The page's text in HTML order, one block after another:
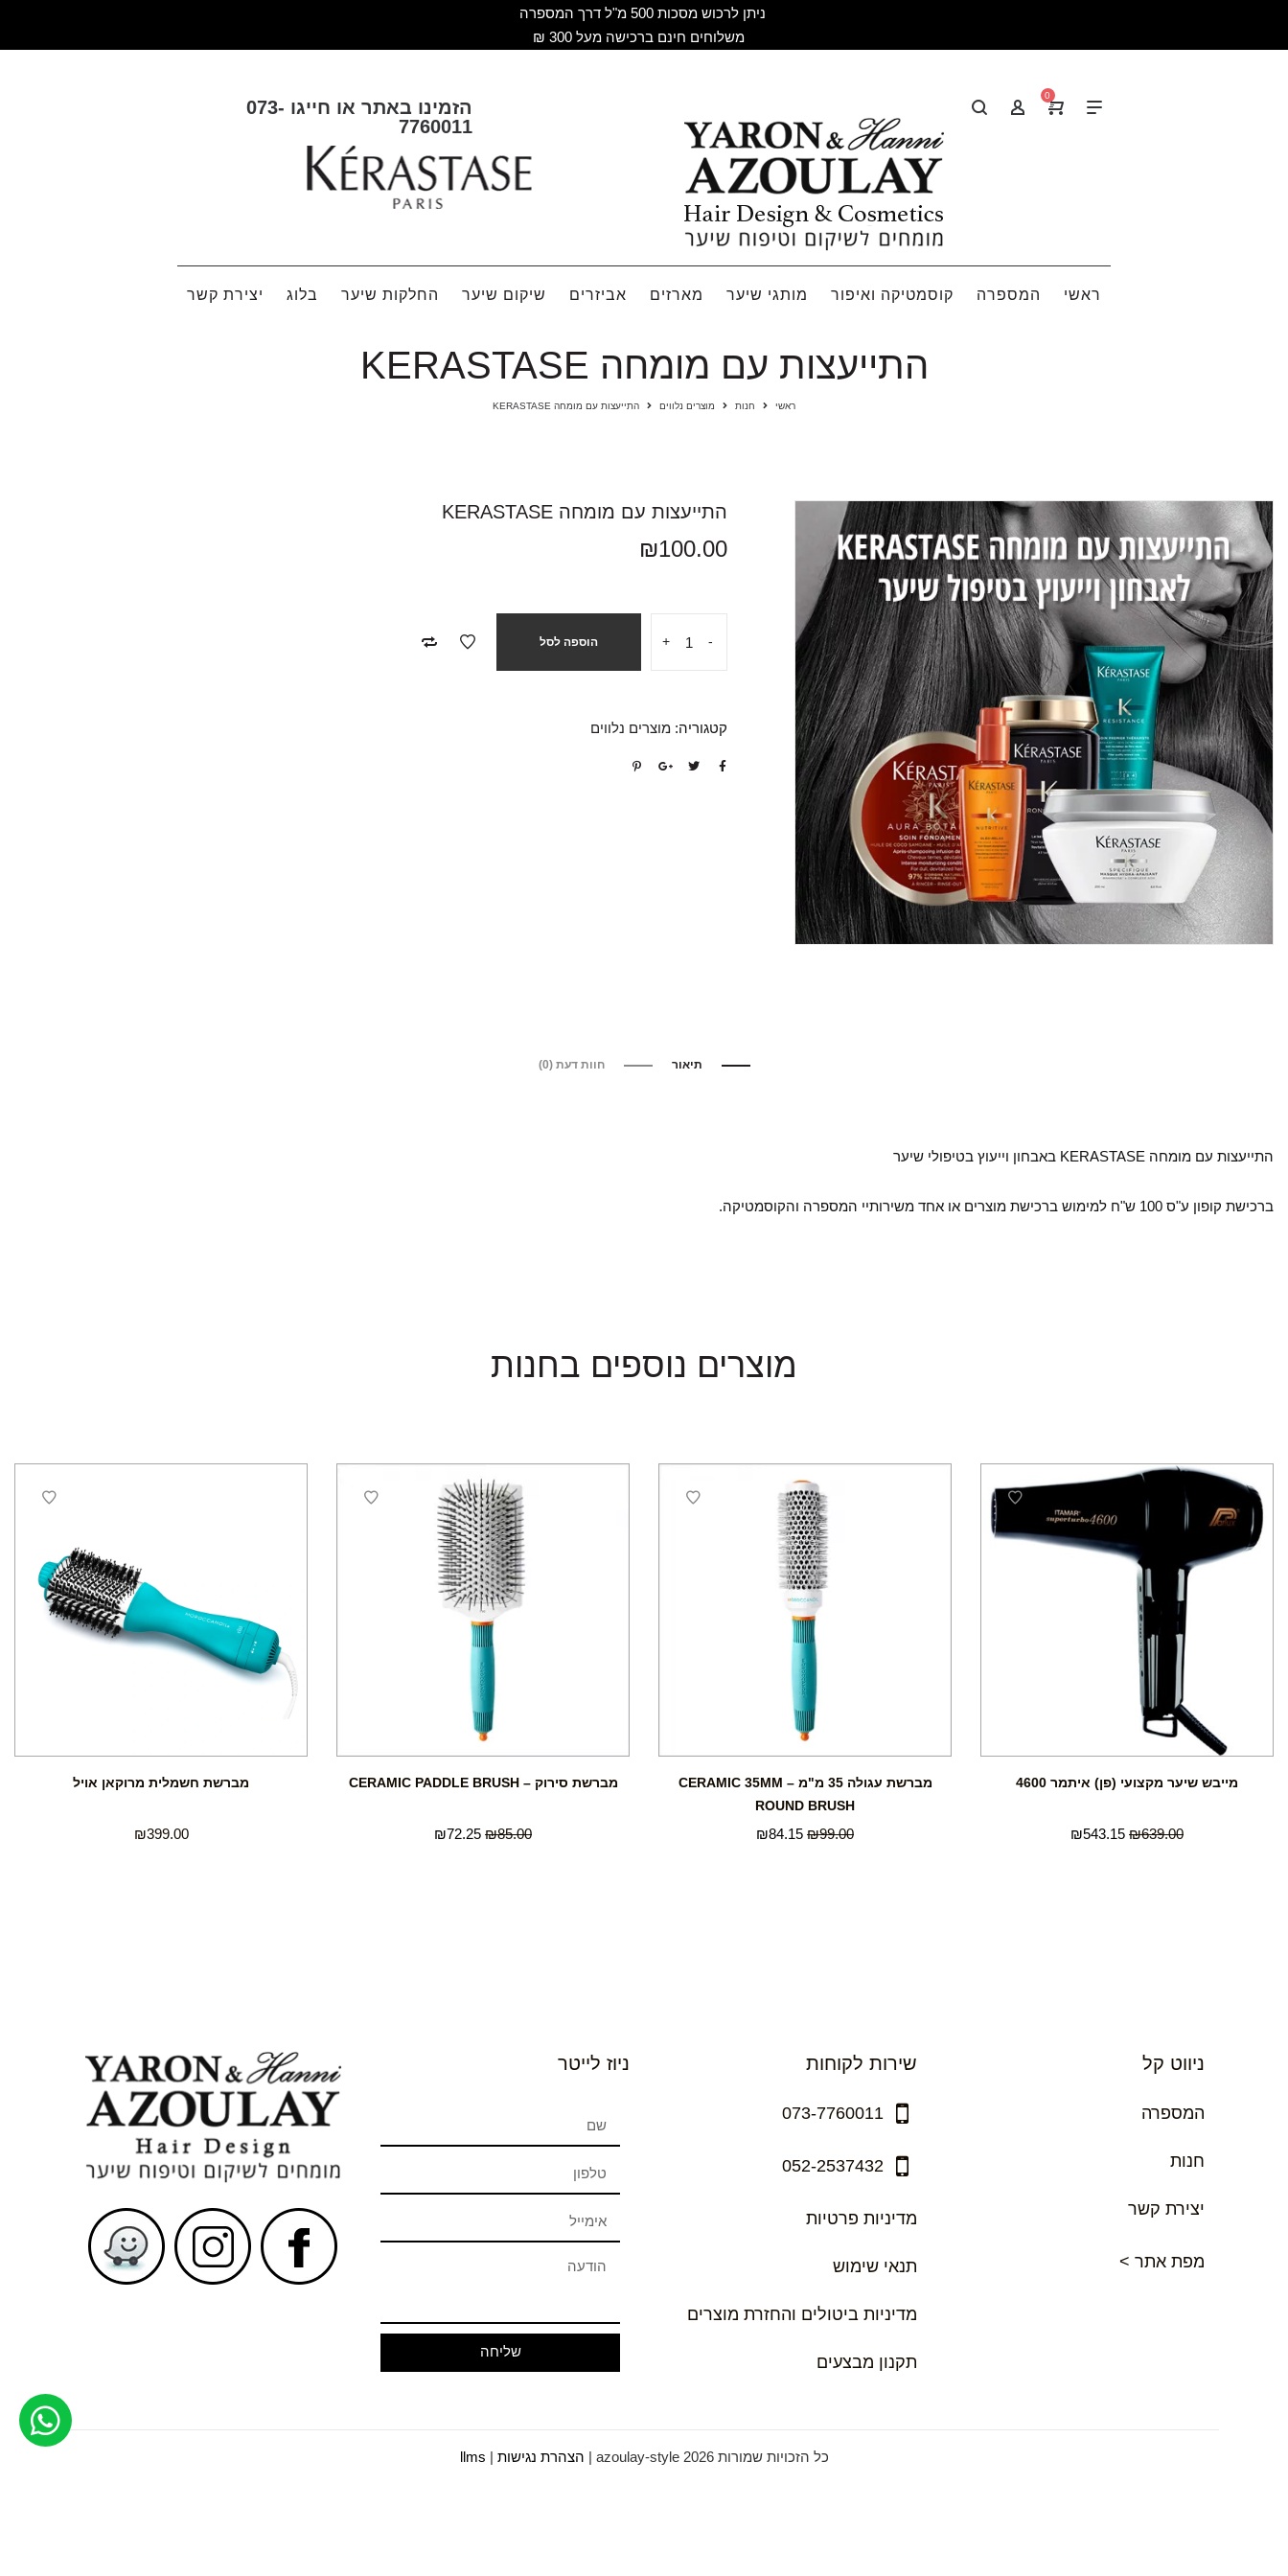
ניתן לרכוש מסכות 500 מ"ל דרך המספרה
משלוחים חינם ברכישה מעל 300 ₪
הזמינו באתר או חייגו 073-
7760011
0
ראשי המספרה קוסמטיקה ואיפור מותגי שיער מארזים אביזרים שיקום שיער החלקות שיער בלוג יצירת קשר
התייעצות עם מומחה KERASTASE
ראשי חנות מוצרים נלווים התייעצות עם מומחה KERASTASE
התייעצות עם מומחה KERASTASE
₪100.00
-
+ הוספה לסל
קטגוריה: מוצרים נלווים
תיאור חוות דעת (0)
התייעצות עם מומחה KERASTASE באבחון וייעוץ בטיפולי שיער
ברכישת קופון ע"ס 100 ש"ח למימוש ברכישת מוצרים או אחד משירותיי המספרה והקוסמטיקה.
מוצרים נוספים בחנות
מייבש שיער מקצועי (פן) איתמר 4600
₪639.00
₪543.15
מברשת עגולה 35 מ"מ – CERAMIC 35MM
ROUND BRUSH
₪99.00
₪84.15
מברשת סירוק – CERAMIC PADDLE BRUSH
₪85.00
₪72.25
מברשת חשמלית מרוקאן אויל
₪399.00
ניווט קל
המספרה
חנות
יצירת קשר
מפת אתר >
שירות לקוחות
073-7760011
052-2537432
מדיניות פרטיות
תנאי שימוש
מדיניות ביטולים והחזרת מוצרים
תקנון מבצעים
ניוז לייטר
שליחה
כל הזכויות שמורות azoulay-style 2026 | הצהרת נגישות |
llms